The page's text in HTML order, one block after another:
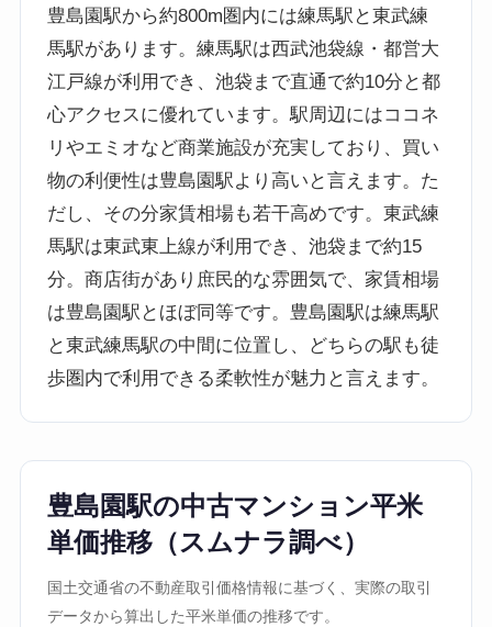
豊島園駅から約800m圏内には練馬駅と東武練
馬駅があります。練馬駅は西武池袋線・都営大
江戸線が利用でき、池袋まで直通で約10分と都
心アクセスに優れています。駅周辺にはココネ
リやエミオなど商業施設が充実しており、買い
物の利便性は豊島園駅より高いと言えます。た
だし、その分家賃相場も若干高めです。東武練
馬駅は東武東上線が利用でき、池袋まで約15
分。商店街があり庶民的な雰囲気で、家賃相場
は豊島園駅とほぼ同等です。豊島園駅は練馬駅
と東武練馬駅の中間に位置し、どちらの駅も徒
歩圏内で利用できる柔軟性が魅力と言えます。
豊島園駅の中古マンション平米
単価推移（スムナラ調べ）
国土交通省の不動産取引価格情報に基づく、実際の取引
データから算出した平米単価の推移です。